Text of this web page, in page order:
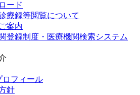
ード
療録等閲覧について
案内
登録制度・医療機関検索システム
ロフィール
針